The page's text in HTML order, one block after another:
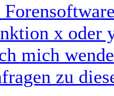
x oder
mich
zu